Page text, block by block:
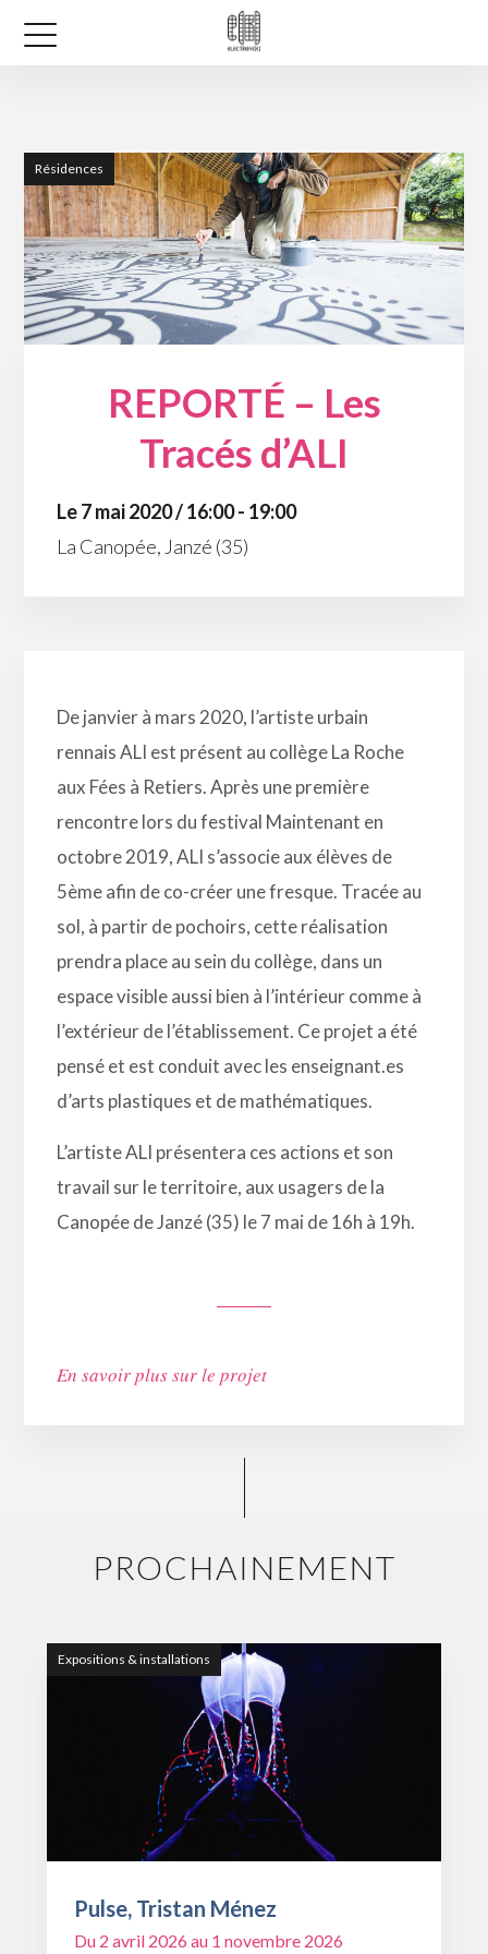
Résidences
REPORTÉ – Les
Tracés d’ALI
Le 7 mai 2020 / 16:00 - 19:00
La Canopée, Janzé (35)
De janvier à mars 2020, l’artiste urbain
rennais ALI est présent au collège La Roche
aux Fées à Retiers. Après une première
rencontre lors du festival Maintenant en
octobre 2019, ALI s’associe aux élèves de
5ème afin de co-créer une fresque. Tracée au
sol, à partir de pochoirs, cette réalisation
prendra place au sein du collège, dans un
espace visible aussi bien à l’intérieur comme à
l’extérieur de l’établissement. Ce projet a été
pensé et est conduit avec les enseignant.es
d’arts plastiques et de mathématiques.
L’artiste ALI présentera ces actions et son
travail sur le territoire, aux usagers de la
Canopée de Janzé (35) le 7 mai de 16h à 19h.
En savoir plus sur le projet
PROCHAINEMENT
Expositions & installations
Pulse, Tristan Ménez
Du 2 avril 2026 au 1 novembre 2026